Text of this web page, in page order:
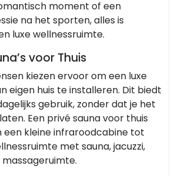
moment of een
na het sporten, alles is
luxe wellnessruimte.
voor Thuis
kiezen ervoor om een luxe
eigen huis te installeren. Dit biedt
gebruik, zonder dat je het
Een privé sauna voor thuis
een kleine infraroodcabine tot
met sauna, jacuzzi,